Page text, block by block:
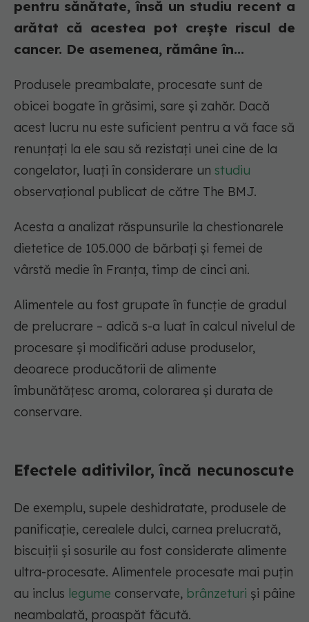
pentru sănătate, însă un studiu recent a
arătat că acestea pot crește riscul de
cancer. De asemenea, rămâne în...
Produsele preambalate, procesate sunt de
obicei bogate în grăsimi, sare și zahăr. Dacă
acest lucru nu este suficient pentru a vă face să
renunțați la ele sau să rezistați unei cine de la
congelator, luați în considerare un studiu
observațional publicat de către The BMJ.
Acesta a analizat răspunsurile la chestionarele
dietetice de 105.000 de bărbați și femei de
vârstă medie în Franța, timp de cinci ani.
Alimentele au fost grupate în funcție de gradul
de prelucrare – adică s-a luat în calcul nivelul de
procesare și modificări aduse produselor,
deoarece producătorii de alimente
îmbunătățesc aroma, colorarea și durata de
conservare.
Efectele aditivilor, încă necunoscute
De exemplu, supele deshidratate, produsele de
panificație, cerealele dulci, carnea prelucrată,
biscuiții și sosurile au fost considerate alimente
ultra-procesate. Alimentele procesate mai puțin
au inclus legume conservate, brânzeturi și pâine
neambalată, proaspăt făcută.